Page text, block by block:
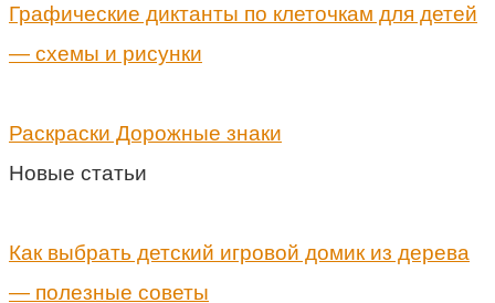
Графические диктанты по клеточкам для детей
— схемы и рисунки
Раскраски Дорожные знаки
Новые статьи
Как выбрать детский игровой домик из дерева
— полезные советы